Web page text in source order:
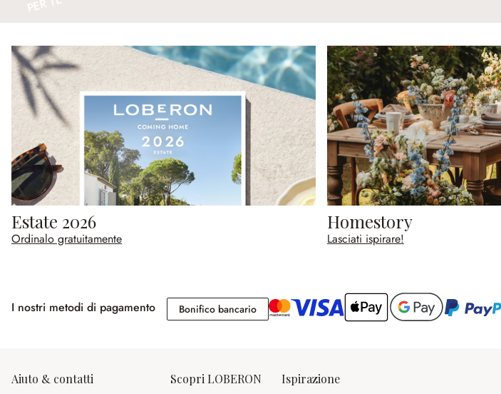
Estate 2026
Ordinalo gratuitamente
Homestory
Lasciati ispirare!
I nostri metodi di pagamento Bonifico bancarioBonifico bancario
Aiuto & contatti Scopri LOBERON Ispirazione